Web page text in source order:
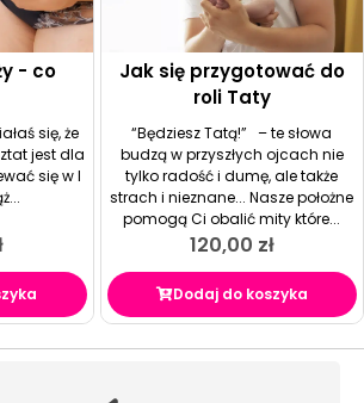
- co
się, że
jest dla
się w I
Jak się przygotować do
roli Taty
“Będziesz Tatą!” – te słowa
budzą w przyszłych ojcach nie
tylko radość i dumę, ale także
strach i nieznane... Nasze położne
pomogą Ci obalić mity które...
120,00 zł
Dodaj do koszyka